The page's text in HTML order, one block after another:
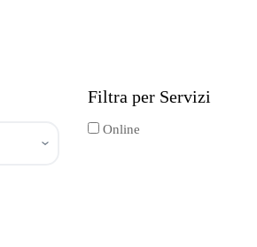
Filtra per Servizi
Online